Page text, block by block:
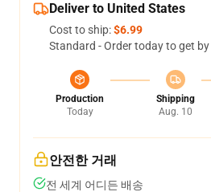
Deliver to United States
Cost to ship:$6.99
Standard - Order today to get by
Production
Today
Shipping
Aug. 10
안전한 거래
전 세계 어디든 배송